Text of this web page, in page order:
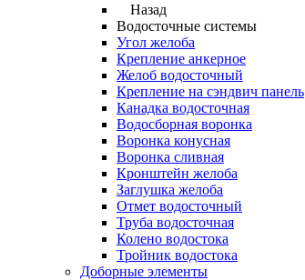
Назад
Водосточные системы
Угол желоба
Крепление анкерное
Желоб водосточный
Крепление на сэндвич панель
Канадка водосточная
Водосборная воронка
Воронка конусная
Воронка сливная
Кронштейн желоба
Заглушка желоба
Отмет водосточный
Труба водосточная
Колено водостока
Тройник водостока
Доборные элементы